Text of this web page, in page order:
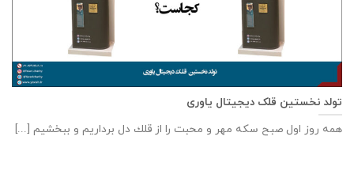
تولد نخستین قلک دیجیتال یاوری
همه روز اول صبح سكه مهر و محبت را از قلك دل برداريم و ببخشيم [...]